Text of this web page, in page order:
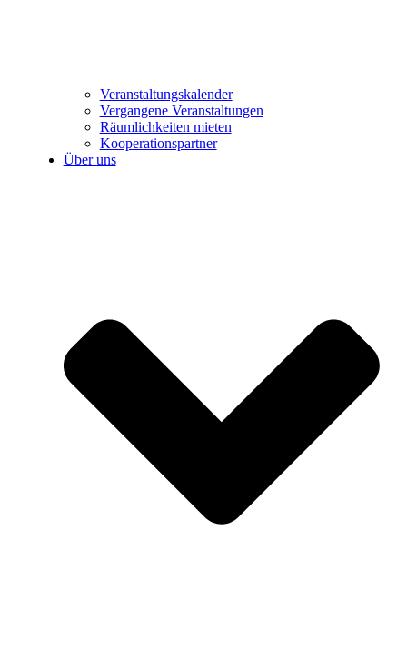
Veranstaltungskalender
Vergangene Veranstaltungen
Räumlichkeiten mieten
Kooperationspartner
Über uns